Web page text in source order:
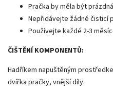
Pračka by měla být prázdná
Nepřidávejte žádné čisticí
Používejte každé 2-3
ČIŠTĚNÍ KOMPONENTŮ:
Hadříkem napuštěným
dvířka pračky, vnější díly.